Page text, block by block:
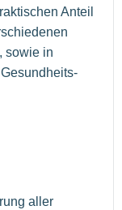
Anteil
sowie in
aller